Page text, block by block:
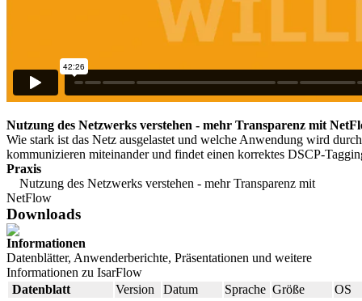
Nutzung des Netzwerks verstehen - mehr Transparenz mit
Wie stark ist das Netz ausgelastet und welche Anwendung wird
kommunizieren miteinander und findet einen korrektes DSCP-
Praxis
Nutzung des Netzwerks verstehen - mehr Transparenz mit
NetFlow
Downloads
Informationen
Datenblätter, Anwenderberichte, Präsentationen und weitere
Informationen zu IsarFlow
Datenblatt
Version Datum Sprache Größe
OS